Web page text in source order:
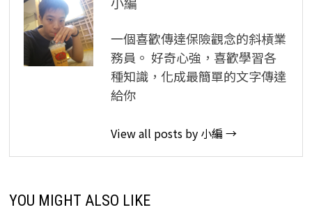
小編
一個喜歡傳達保險觀念的斜槓業
務員。 好奇心強，喜歡學習各
種知識，化成最簡單的文字傳達
給你
View all posts by 小編 →
YOU MIGHT ALSO LIKE